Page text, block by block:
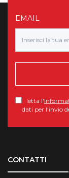
EMAIL
letta l'
dati per l'invio
CONTATTI